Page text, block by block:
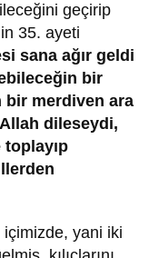
geçirip
35. ayeti
sana ağır geldi
bir
bir merdiven ara
dileseydi,
içimizde, yani iki